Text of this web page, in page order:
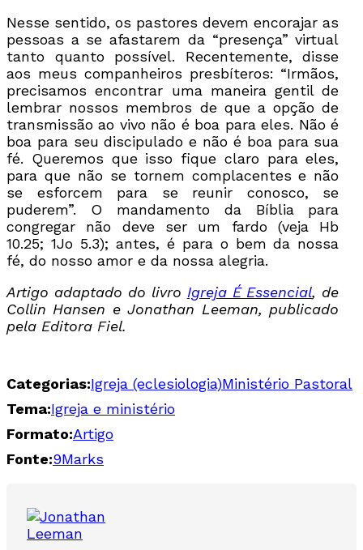
Nesse sentido, os pastores devem encorajar as
pessoas a se afastarem da “presença” virtual
tanto quanto possível. Recentemente, disse
aos meus companheiros presbíteros: “Irmãos,
precisamos encontrar uma maneira gentil de
lembrar nossos membros de que a opção de
transmissão ao vivo não é boa para eles. Não é
boa para seu discipulado e não é boa para sua
fé. Queremos que isso fique claro para eles,
para que não se tornem complacentes e não
se esforcem para se reunir conosco, se
puderem”. O mandamento da Bíblia para
congregar não deve ser um fardo (veja Hb
10.25; 1Jo 5.3); antes, é para o bem da nossa
fé, do nosso amor e da nossa alegria.
Artigo adaptado do livro Igreja É Essencial, de
Collin Hansen e Jonathan Leeman, publicado
pela Editora Fiel.
Categorias:Igreja (eclesiologia)Ministério Pastoral
Tema:Igreja e ministério
Formato:Artigo
Fonte:9Marks